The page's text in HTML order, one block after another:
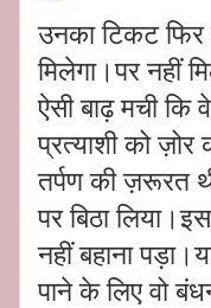
उनका टिकट फिर
मिलेगा।पर नहीं
ऐसी बाढ़ मची
प्रत्याशी को
तर्पण की ज़रूरत
पर बिठा
नहीं बहाना
पाने के लिए वो